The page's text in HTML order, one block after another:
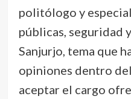
politólogo y
públicas, seguridad
Sanjurjo, tema que
opiniones dentro
aceptar el cargo